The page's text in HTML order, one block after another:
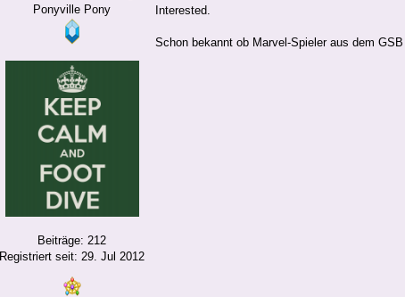
Ponyville Pony
Beiträge: 212
Registriert seit: 29. Jul 2012
Interested.
Schon bekannt ob Marvel-Spieler aus dem